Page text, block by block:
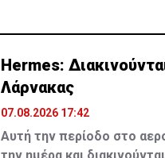
Hermes:
Λάρνακας
07.08.2026 17:42
Αυτή την περίοδο στο
την ημέρα και